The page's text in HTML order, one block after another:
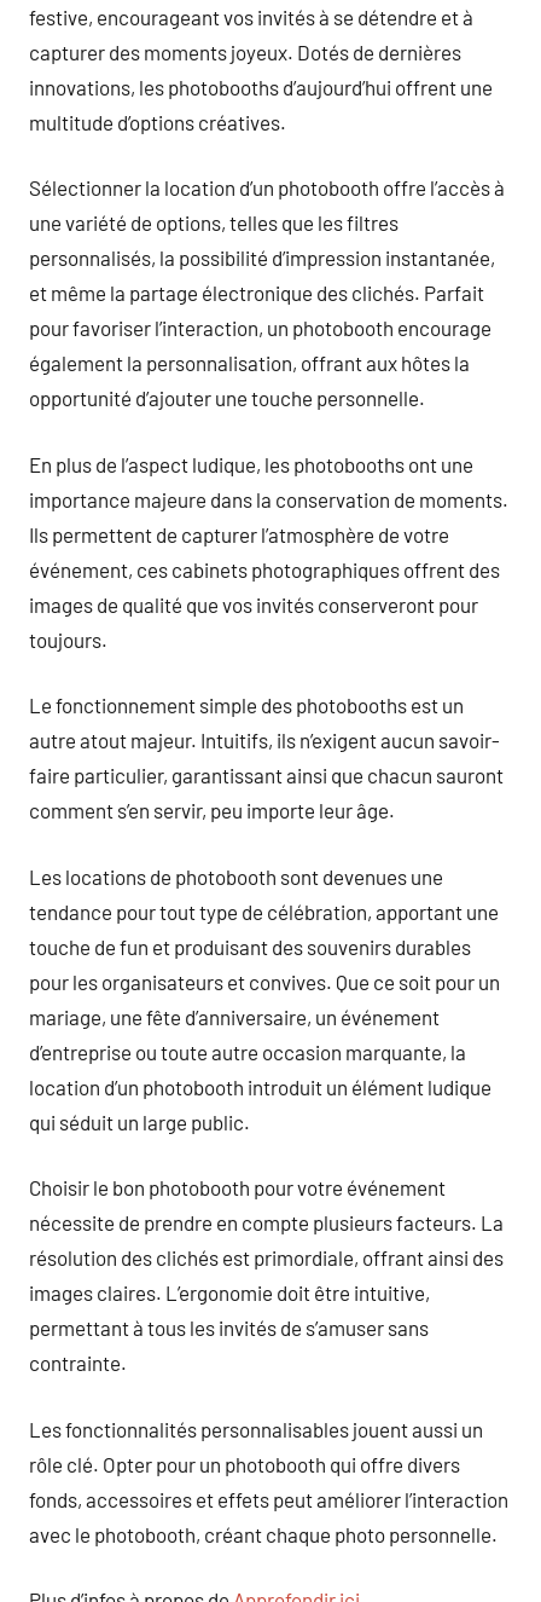
festive, encourageant vos invités à se détendre et à
capturer des moments joyeux. Dotés de dernières
innovations, les photobooths d’aujourd’hui offrent une
multitude d’options créatives.
Sélectionner la location d’un photobooth offre l’accès à
une variété de options, telles que les filtres
personnalisés, la possibilité d’impression instantanée,
et même la partage électronique des clichés. Parfait
pour favoriser l’interaction, un photobooth encourage
également la personnalisation, offrant aux hôtes la
opportunité d’ajouter une touche personnelle.
En plus de l’aspect ludique, les photobooths ont une
importance majeure dans la conservation de moments.
Ils permettent de capturer l’atmosphère de votre
événement, ces cabinets photographiques offrent des
images de qualité que vos invités conserveront pour
toujours.
Le fonctionnement simple des photobooths est un
autre atout majeur. Intuitifs, ils n’exigent aucun savoir-
faire particulier, garantissant ainsi que chacun sauront
comment s’en servir, peu importe leur âge.
Les locations de photobooth sont devenues une
tendance pour tout type de célébration, apportant une
touche de fun et produisant des souvenirs durables
pour les organisateurs et convives. Que ce soit pour un
mariage, une fête d’anniversaire, un événement
d’entreprise ou toute autre occasion marquante, la
location d’un photobooth introduit un élément ludique
qui séduit un large public.
Choisir le bon photobooth pour votre événement
nécessite de prendre en compte plusieurs facteurs. La
résolution des clichés est primordiale, offrant ainsi des
images claires. L’ergonomie doit être intuitive,
permettant à tous les invités de s’amuser sans
contrainte.
Les fonctionnalités personnalisables jouent aussi un
rôle clé. Opter pour un photobooth qui offre divers
fonds, accessoires et effets peut améliorer l’interaction
avec le photobooth, créant chaque photo personnelle.